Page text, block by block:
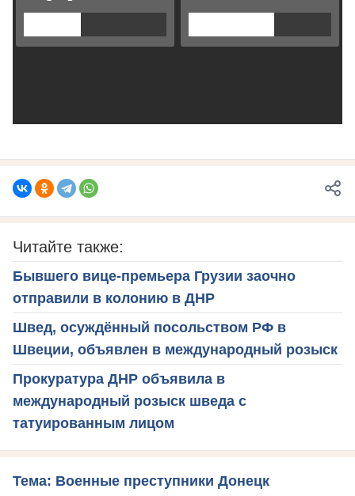
Читайте также:
Бывшего вице-премьера Грузии заочно
отправили в колонию в ДНР
Швед, осуждённый посольством РФ в
Швеции, объявлен в международный розыск
Прокуратура ДНР объявила в
международный розыск шведа с
татуированным лицом
Тема: Военные преступники Донецк